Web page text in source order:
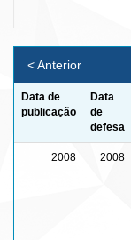
< Anterior
Data de
publicação
Data
de
defesa
2008 2008